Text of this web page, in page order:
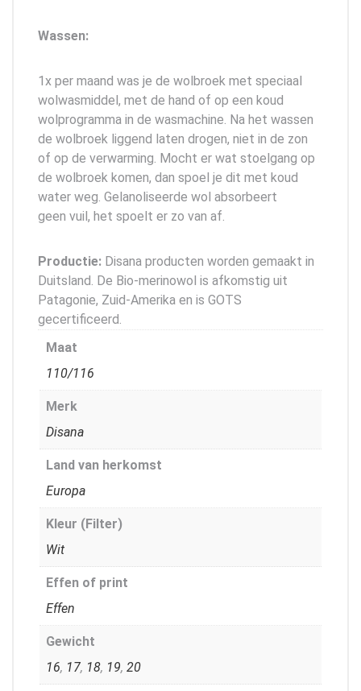
Wassen:
1x per maand was je de wolbroek met speciaal
wolwasmiddel, met de hand of op een koud
wolprogramma in de wasmachine. Na het wassen
de wolbroek liggend laten drogen, niet in de zon
of op de verwarming. Mocht er wat stoelgang op
de wolbroek komen, dan spoel je dit met koud
water weg. Gelanoliseerde wol absorbeert
geen vuil, het spoelt er zo van af.
Productie: Disana producten worden gemaakt in
Duitsland. De Bio-merinowol is afkomstig uit
Patagonie, Zuid-Amerika en is GOTS
gecertificeerd.
Maat
110/116
Merk
Disana
Land van herkomst
Europa
Kleur (Filter)
Wit
Effen of print
Effen
Gewicht
16, 17, 18, 19, 20